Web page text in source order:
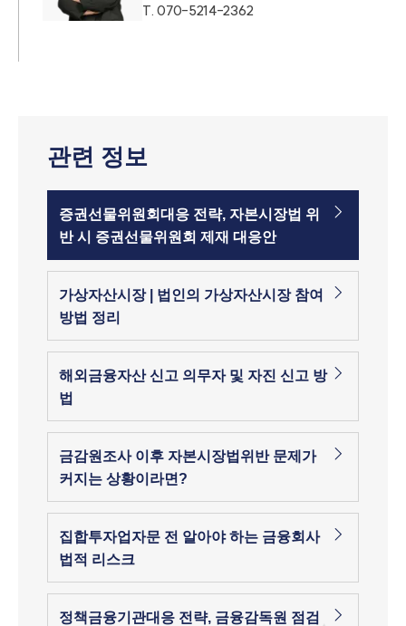
T.070-5214-2362
관련 정보
증권선물위원회대응 전략, 자본시장법 위
반 시 증권선물위원회 제재 대응안
가상자산시장 | 법인의 가상자산시장 참여
방법 정리
해외금융자산 신고 의무자 및 자진 신고 방
법
금감원조사 이후 자본시장법위반 문제가
커지는 상황이라면?
집합투자업자문 전 알아야 하는 금융회사
법적 리스크
정책금융기관대응 전략, 금융감독원 점검